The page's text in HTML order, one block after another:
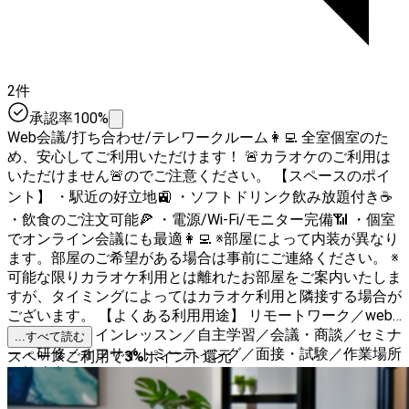
2件
承認率100%
Web会議/打ち合わせ/テレワークルーム👩‍💻 全室個室のた
め、安心してご利用いただけます！ 🚨カラオケのご利用は
いただけません🚨のでご注意ください。 【スペースのポイ
ント】 ・駅近の好立地🚉 ・ソフトドリンク飲み放題付き☕️
・飲食のご注文可能🍕 ・電源/Wi-Fi/モニター完備📶 ・個室
でオンライン会議にも最適👩‍💻 ※部屋によって内装が異なり
ます。部屋のご希望がある場合は事前にご連絡ください。 ※
可能な限りカラオケ利用とは離れたお部屋をご案内いたしま
すが、タイミングによってはカラオケ利用と隣接する場合が
ございます。 【よくある利用用途】 リモートワーク／web
会議／オンラインレッスン／自主学習／会議・商談／セミナ
ー・研修／オフサイトミーティング／面接・試験／作業場所
／勉強会／コワーキング／テレワーク
...すべて読む
スペースご利用で3%ポイント還元